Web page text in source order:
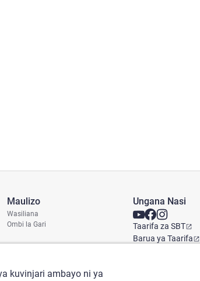
Maulizo
Wasiliana
Ombi la Gari
Ungana Nasi
Taarifa za SBT
Barua ya Taarifa
kuvinjari ambayo ni ya